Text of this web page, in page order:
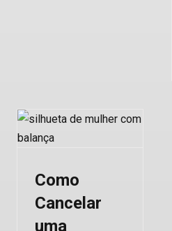
Como
Cancelar
uma